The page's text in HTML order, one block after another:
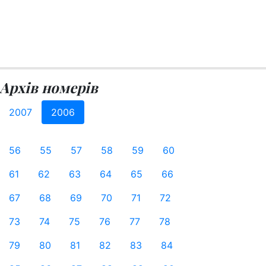
Архів номерів
2007 2006
56 55 57 58 59
60
61
62 63 64 65
66
67
68 69 70 71
72
73
74 75 76 77
78
79
80 81 82 83
84